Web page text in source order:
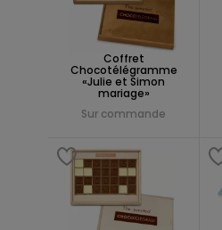
Coffret
Chocotélégramme
«Julie et Simon
mariage»
Sur commande